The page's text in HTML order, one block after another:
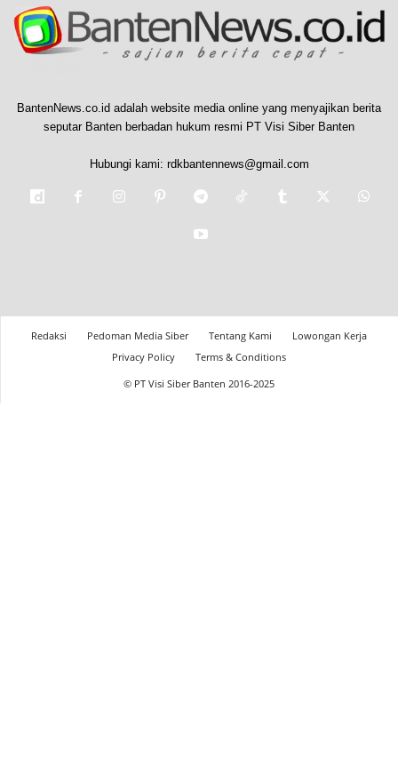
BantenNews.co.id adalah website media online yang menyajikan berita
seputar Banten berbadan hukum resmi PT Visi Siber Banten
Hubungi kami: rdkbantennews@gmail.com
Redaksi Pedoman Media Siber Tentang Kami
Lowongan Kerja
Privacy Policy
Terms & Conditions
© PT Visi Siber Banten 2016-2025